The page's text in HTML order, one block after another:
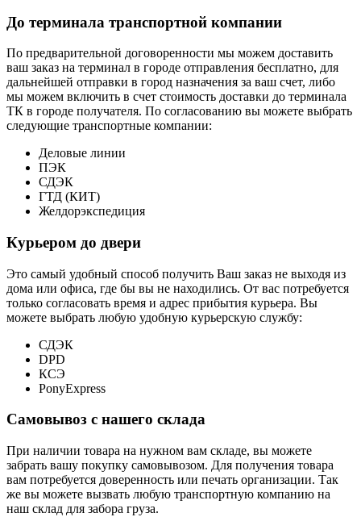
До терминала транспортной компании
По предварительной договоренности мы можем доставить
ваш заказ на терминал в городе отправления бесплатно, для
дальнейшей отправки в город назначения за ваш счет, либо
мы можем включить в счет стоимость доставки до терминала
ТК в городе получателя. По согласованию вы можете выбрать
следующие транспортные компании:
Деловые линии
ПЭК
СДЭК
ГТД (КИТ)
Желдорэкспедиция
Курьером до двери
Это самый удобный способ получить Ваш заказ не выходя из
дома или офиса, где бы вы не находились. От вас потребуется
только согласовать время и адрес прибытия курьера. Вы
можете выбрать любую удобную курьерскую службу:
СДЭК
DPD
КСЭ
PonyExpress
Самовывоз с нашего склада
При наличии товара на нужном вам складе, вы можете
забрать вашу покупку самовывозом. Для получения товара
вам потребуется доверенность или печать организации. Так
же вы можете вызвать любую транспортную компанию на
наш склад для забора груза.